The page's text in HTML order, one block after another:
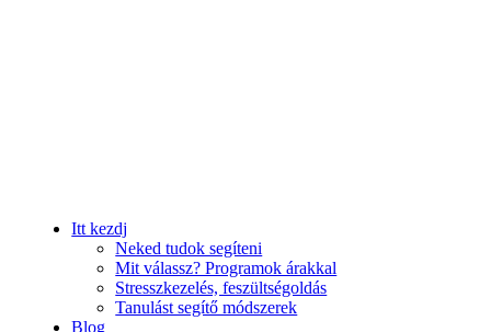
Itt kezdj
Neked tudok segíteni
Mit válassz? Programok árakkal
Stresszkezelés, feszültségoldás
Tanulást segítő módszerek
Blog